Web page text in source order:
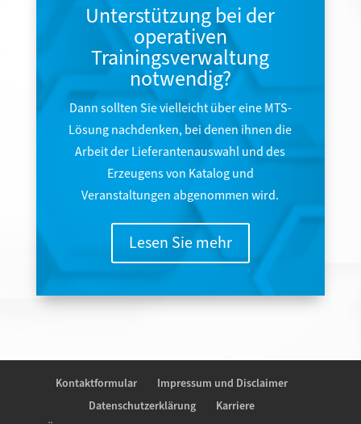
Unterstützung bei der
operativen
Trainingsverwaltung
notwendig?
Dann sollten Sie vielleicht über eine MTS-
Lösung nachdenken, bei denen ihnen die
Arbeit der Lieferantenauswahl und des
Erzeugens von Katalog und
Veranstaltungen abgenommen wird.
Lesen Sie mehr
Kontaktformular
Impressum und Disclaimer
Datenschutzerklärung
Karriere